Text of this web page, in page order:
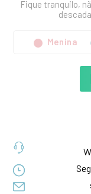
Fique tranquilo,
Menina